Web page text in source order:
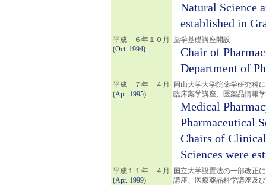
Natural Science
established in
平成 ６年１０月
(Oct. 1994)
薬学基礎講座開設
Chair of
Department of
平成 ７年 ４月
(Apr. 1995)
岡山大学大学院薬学研究科
臨床薬学講座、医薬品情報
Medical
Pharmaceutical
Chairs of
Sciences were
平成１１年 ４月
(Apr. 1999)
国立大学設置法の一部改正
講座、医療薬品科学講座及